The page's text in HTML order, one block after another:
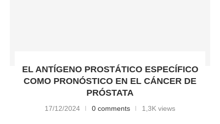
EL ANTÍGENO PROSTÁTICO ESPECÍFICO
COMO PRONÓSTICO EN EL CÁNCER DE
PRÓSTATA
17/12/2024 0 comments 1,3K views